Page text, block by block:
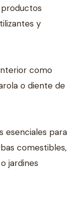
y
como
o diente de
esenciales para
comestibles,
jardines